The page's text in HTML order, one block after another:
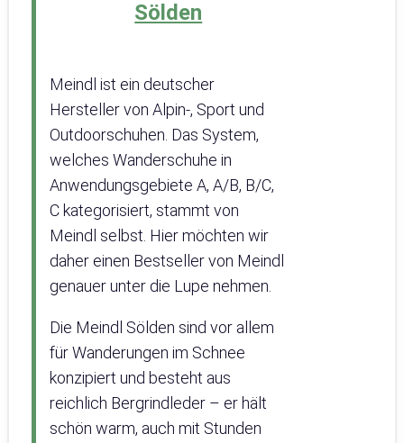
Sölden
Meindl ist ein deutscher
Hersteller von Alpin-, Sport und
Outdoorschuhen. Das System,
welches Wanderschuhe in
Anwendungsgebiete A, A/B, B/C,
C kategorisiert, stammt von
Meindl selbst. Hier möchten wir
daher einen Bestseller von Meindl
genauer unter die Lupe nehmen.
Die Meindl Sölden sind vor allem
für Wanderungen im Schnee
konzipiert und besteht aus
reichlich Bergrindleder – er hält
schön warm, auch mit Stunden